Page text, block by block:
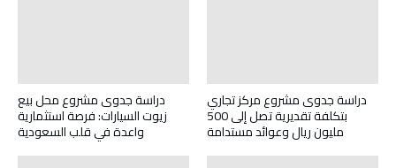
دراسة جدوى مشروع محل بيع
زيوت السيارات: فرصة استثمارية
واعدة في قلب السعودية
دراسة جدوى مشروع مركز تجاري
بتكلفة تقديرية تصل إلى 500
مليون ريال وعوائد مستدامة